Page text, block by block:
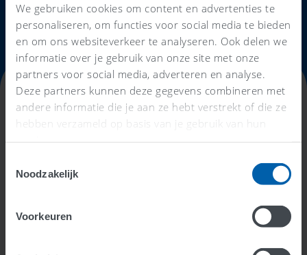
We gebruiken cookies om content en advertenties te
personaliseren, om functies voor social media te bieden
en om ons websiteverkeer te analyseren. Ook delen we
informatie over je gebruik van onze site met onze
partners voor social media, adverteren en analyse.
Deze partners kunnen deze gegevens combineren met
andere informatie die je aan ze hebt verstrekt of die ze
hebben verzameld op basis van je gebruik van hun
services.
Noodzakelijk
Voorkeuren
Zoek een AFAS accountant
boekhouder voor jou
Op zoek naar een (andere) boekhouder of
accountant? De juiste keuze kan je veel tijd, geld en
stress besparen. Hier zijn een aantal punten waarop